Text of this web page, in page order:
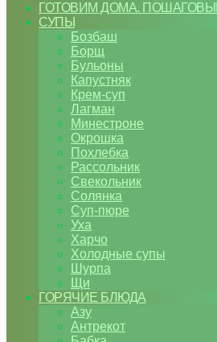
ГОТОВИМ ДОМА.
СУПЫ
Бозбаш
Борщ
Бульоны
Капустняк
Крем-суп
Лагман
Минестроне
Окрошка
Похлебка
Рассольник
Свекольник
Солянка
Суп-пюре
Уха
Харчо
Холодные супы
Шурпа
Щи
ГОРЯЧИЕ БЛЮДА
Азу
Антрекот